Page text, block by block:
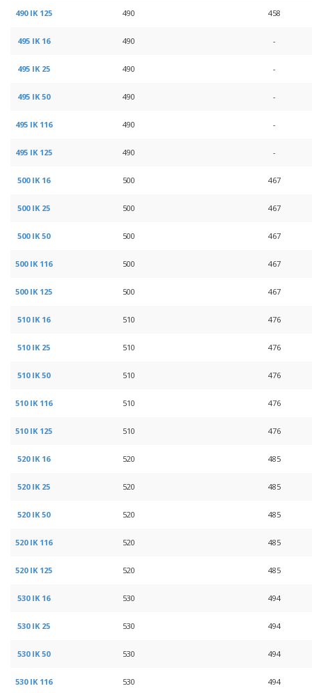
490 IK 125 490 458
495 IK 16 490 -
495 IK 25 490 -
495 IK 50 490 -
495 IK 116 490 -
495 IK 125 490 -
500 IK 16 500 467
500 IK 25 500 467
500 IK 50 500 467
500 IK 116 500 467
500 IK 125 500 467
510 IK 16 510 476
510 IK 25 510 476
510 IK 50 510 476
510 IK 116 510 476
510 IK 125 510 476
520 IK 16 520 485
520 IK 25 520 485
520 IK 50 520 485
520 IK 116 520 485
520 IK 125 520 485
530 IK 16 530 494
530 IK 25 530 494
530 IK 50 530 494
530 IK 116 530 494